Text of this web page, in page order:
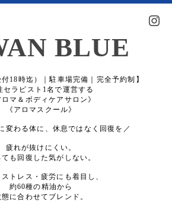
BLUE
付18時迄）｜駐車場完備｜完全予約制】
セラピスト1名で運営する
ロマ＆ボディケアサロン》
《アロマスクール》
変わる体に、休息ではなく回復を／
疲れが抜けにくい。
も回復した気がしない。
トレス・疲労にも着目し、
約60種の精油から
態に合わせてブレンド。